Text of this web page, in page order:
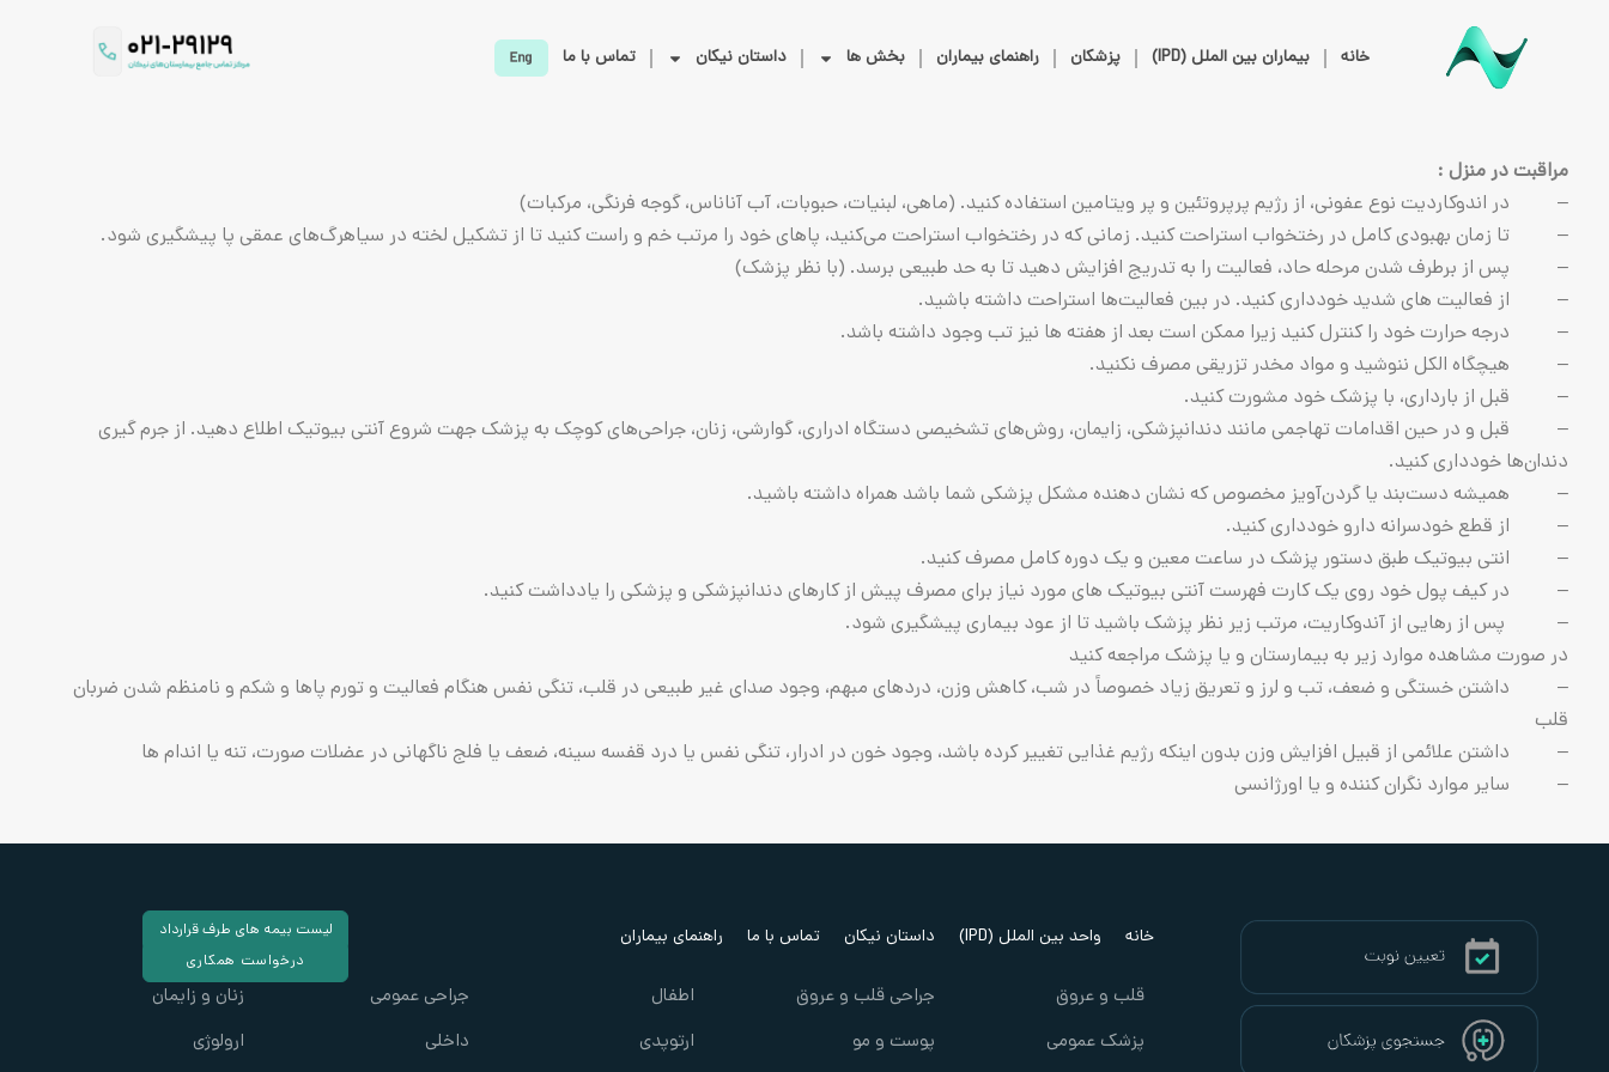
خانه بیماران بین الملل (IPD) پزشکان راهنمای بیماران بخش ها داستان نیکان تماس با ما
مراقبت در منزل :
– در اندوکاردیت نوع عفونی، از رژیم پرپروتئین و پر ویتامین استفاده کنید. (ماهی، لبنیات، حبوبات، آب آناناس، گوجه فرنگی، مرکبات)
– تا زمان‌ بهبودی‌ کامل‌ در رختخواب‌ استراحت‌ کنید. زمانی‌ که‌ در رختخواب‌ استراحت‌ می‌کنید، پاهای‌ خود را مرتب‌ خم‌ و راست‌ کنید تا از تشکیل‌ لخته‌ در سیاهرگ‌های‌ عمقی‌ پا پیشگیری‌ شود.
– پس از برطرف شدن مرحله حاد، فعالیت را به تدریج افزایش دهید تا به حد طبیعی برسد. (با نظر پزشک)
– از فعالیت های شدید خودداری کنید. در بین فعالیت‌ها استراحت داشته باشید.
– درجه حرارت خود را کنترل کنید زیرا ممکن است بعد از هفته ها نیز تب وجود داشته باشد.
– هیچگاه‌ الکل ننوشید و مواد مخدر تزریقی مصرف نکنید.
– قبل از بارداری، با پزشک‌ خود مشورت‌ کنید.
– قبل و در حین اقدامات تهاجمی مانند دندانپزشکی، زایمان، روش‌های تشخیصی دستگاه ادراری، گوارشی، زنان، جراحی‌های کوچک به پزشک جهت شروع آنتی بیوتیک اطلاع دهید. از جرم گیری
دندان‌ها خودداری کنید.
– همیشه‌ دست‌بند یا گردن‌آویز مخصوص‌ که‌ نشان‌ دهنده‌ مشکل‌ پزشکی‌ شما باشد همراه‌ داشته‌ باشید.
– از قطع خودسرانه دارو خودداری کنید.
– انتی بیوتیک طبق دستور پزشک در ساعت معین و یک دوره کامل مصرف کنید.
– در کیف‌ پول‌ خود روی‌ یک‌ کارت‌ فهرست‌ آنتی بیوتیک های‌ مورد نیاز برای‌ مصرف‌ پیش‌ از کارهای‌ دندانپزشکی‌ و پزشکی‌ را یادداشت‌ کنید.
– ‌ پس‌ از رهایی‌ از آندوکاریت‌، مرتب‌ زیر نظر پزشک‌ باشید تا از عود بیماری‌ پیشگیری‌ شود.
در صورت مشاهده موارد زیر به بیمارستان و یا پزشک مراجعه کنید
– داشتن خستگی و ضعف، تب و لرز و تعریق زیاد خصوصاً در شب، کاهش وزن، دردهای مبهم، وجود صدای غیر طبیعی در قلب، تنگی نفس هنگام فعالیت و تورم پاها و شکم و نامنظم شدن ضربان
قلب
– داشتن علائمی از قبیل افزایش وزن بدون اینکه رژیم غذایی تغییر کرده باشد، وجود خون در ادرار، تنگی نفس یا درد قفسه سینه، ضعف یا فلج ناگهانی در عضلات صورت، تنه یا اندام ها
– سایر موارد نگران کننده و یا اورژانسی
خانه واحد بین الملل (IPD) داستان نیکان تماس با ما راهنمای بیماران
لیست بیمه های طرف قرارداد
درخواست همکاری
قلب و عروق
پزشک عمومی
جراحی قلب و عروق
پوست و مو
اطفال
ارتوپدی
جراحی عمومی
داخلی
زنان و زایمان
ارولوژی